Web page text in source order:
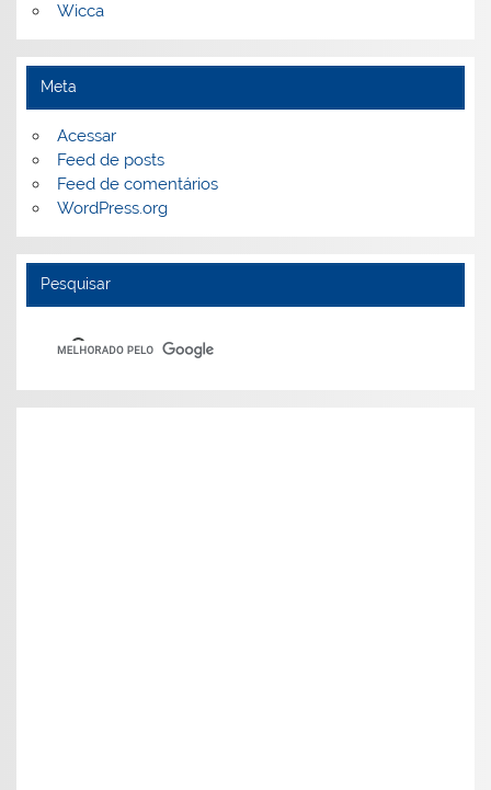
Wicca
Meta
Acessar
Feed de posts
Feed de comentários
WordPress.org
Pesquisar